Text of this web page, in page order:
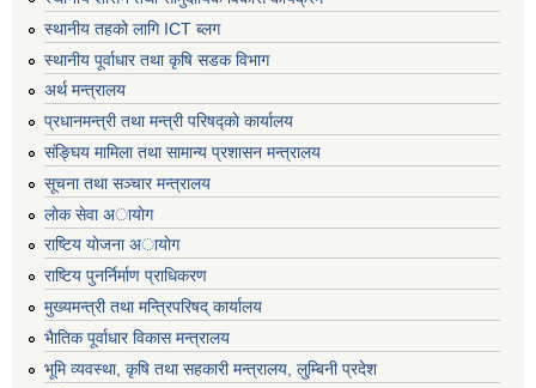
स्थानीय तहको लागि ICT ब्लग
स्थानीय पूर्वाधार तथा कृषि सडक विभाग
अर्थ मन्त्रालय
प्रधानमन्त्री तथा मन्त्री परिषद्काे कार्यालय
संङ्घिय मामिला तथा सामान्य प्रशासन मन्त्रालय
सूचना तथा सञ्चार मन्त्रालय
लाेक सेवा अायाेग
राष्टिय याेजना अायाेग
राष्टिय पुनर्निर्माण प्राधिकरण
मुख्यमन्त्री तथा मन्त्रिपरिषद् कार्यालय
भैातिक पूर्वाधार विकास मन्त्रालय
भूमि व्यवस्था, कृषि तथा सहकारी मन्त्रालय, लु्म्बिनी प्रदेश